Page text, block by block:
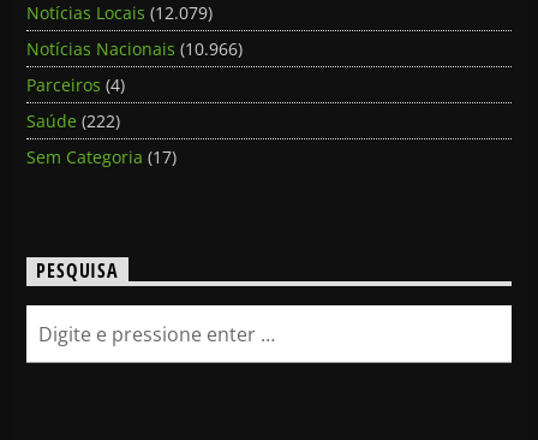
Notícias Locais (12.079)
Notícias Nacionais (10.966)
Parceiros (4)
Saúde (222)
Sem Categoria (17)
PESQUISA